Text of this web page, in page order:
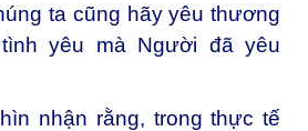
ta cũng hãy yêu thương
yêu mà Người đã yêu
nhận rằng, trong thực tế